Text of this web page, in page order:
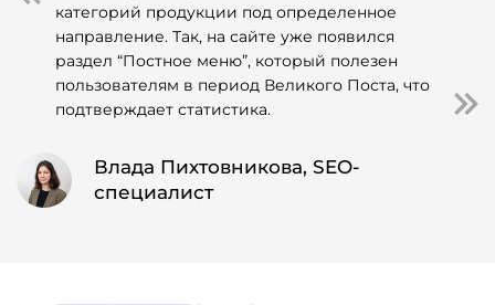
категорий продукции под определенное
направление. Так, на сайте уже появился
раздел “Постное меню”, который полезен
пользователям в период Великого Поста, что
подтверждает статистика.
Влада Пихтовникова, SEO-
специалист